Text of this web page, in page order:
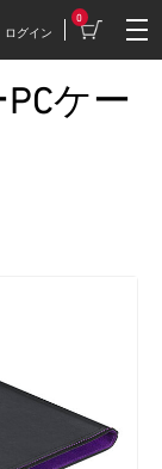
ストーリーモデル
ログイン
0
ケー